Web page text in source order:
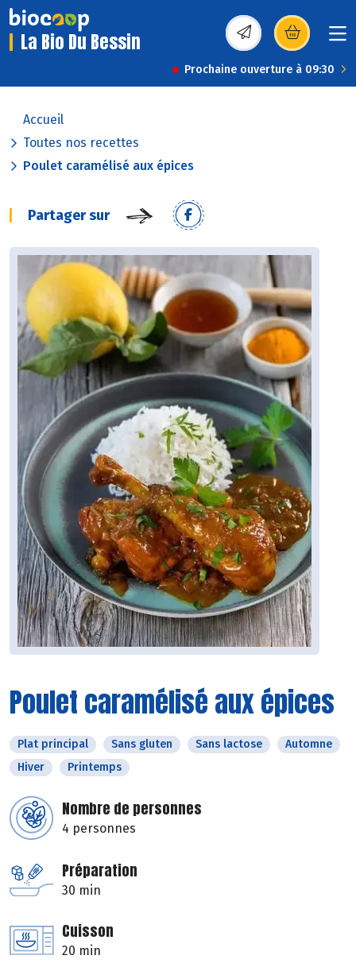
La Bio Du Bessin (s’ouvre dans une
Prochaine ouverture à 09:30
Accueil
Toutes nos recettes
Poulet caramélisé aux épices
Partager sur
Poulet caramélisé aux épices
Plat principal Sans gluten Sans lactose
Automne
Hiver
Printemps
Nombre de personnes
4 personnes
Préparation
30 min
Cuisson
20 min